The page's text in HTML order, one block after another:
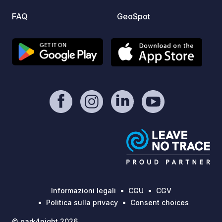
FAQ
GeoSpot
Informazioni legali CGU
CGV
Politica sulla privacy
Consent choices